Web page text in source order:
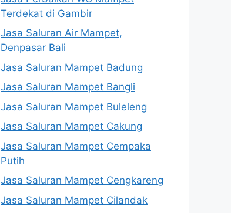
Terdekat di Gambir
Jasa Saluran Air Mampet,
Denpasar Bali
Jasa Saluran Mampet Badung
Jasa Saluran Mampet Bangli
Jasa Saluran Mampet Buleleng
Jasa Saluran Mampet Cakung
Jasa Saluran Mampet Cempaka
Putih
Jasa Saluran Mampet Cengkareng
Jasa Saluran Mampet Cilandak